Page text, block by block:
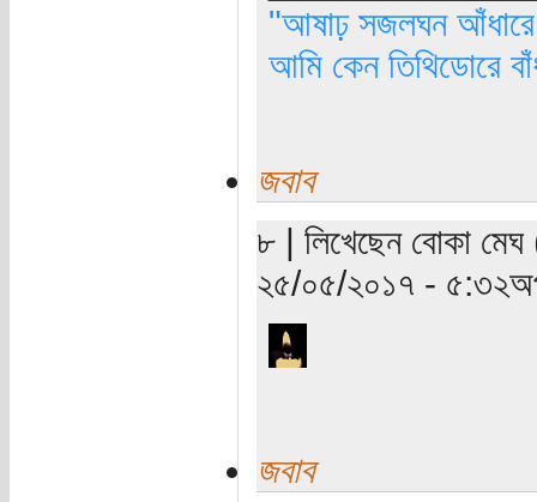
"আষাঢ় সজলঘন আঁধারে,
আমি কেন তিথিডোরে
জবাব
৮ | লিখেছেন বোকা মেঘ
২৫/০৫/২০১৭ -
জবাব